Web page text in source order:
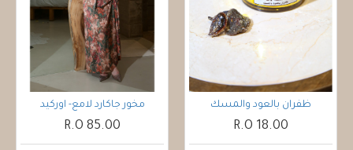
ظفران بالعود والمسك
18.00 R.O
مخور جاكارد لامع- اوركيد
85.00 R.O